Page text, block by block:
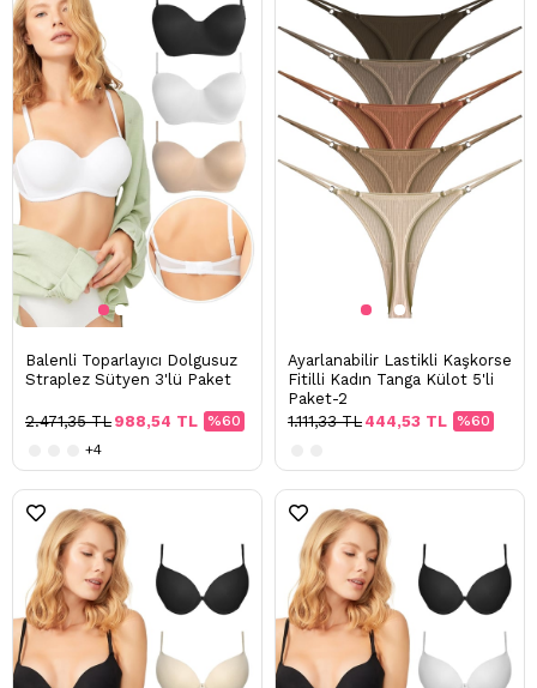
Balenli Toparlayıcı Dolgusuz
Straplez Sütyen 3'lü Paket
%60
988,54 TL
2.471,35 TL
+4
Ayarlanabilir Lastikli Kaşkorse
Fitilli Kadın Tanga Külot 5'li
Paket-2
%60
444,53 TL
1.111,33 TL